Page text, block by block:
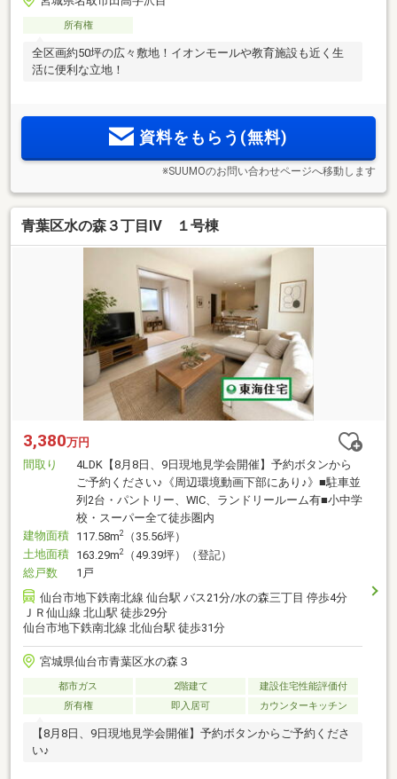
所有権
全区画約50坪の広々敷地！イオンモールや教育施設も近く生
活に便利な立地！
資料をもらう(無料)
※SUUMOのお問い合わせページへ移動します
青葉区水の森３丁目Ⅳ １号棟
3,380万円
間取り
4LDK【8月8日、9日現地見学会開催】予約ボタンから
ご予約ください♪《周辺環境動画下部にあり♪》■駐車並
列2台・パントリー、WIC、ランドリールーム有■小中学
校・スーパー全て徒歩圏内
建物面積 117.58m2
（35.56坪）
土地面積 163.29m2
（49.39坪）（登記）
総戸数
1戸
仙台市地下鉄南北線 仙台駅 バス21分/水の森三丁目 停歩4分
ＪＲ仙山線 北山駅 徒歩29分
仙台市地下鉄南北線 北仙台駅 徒歩31分
宮城県仙台市青葉区水の森３
都市ガス 2階建て
建設住宅性能評価付
所有権
即入居可 カウンターキッチン
【8月8日、9日現地見学会開催】予約ボタンからご予約くださ
い♪